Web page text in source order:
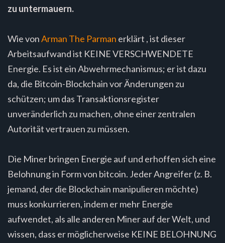
zu untermauern.
Wie vonArman The Parman erklärt , ist dieser
Arbeitsaufwand ist KEINE VERSCHWENDETE
Energie. Es ist ein Abwehrmechanismus; er ist dazu
da, die Bitcoin-Blockchain vor Änderungen zu
schützen; um das Transaktionsregister
unveränderlich zu machen, ohne einer zentralen
Autorität vertrauen zu müssen.
Die Miner bringen Energie auf und erhoffen sich eine
Belohnung in Form von bitcoin. Jeder Angreifer (z. B.
jemand, der die Blockchain manipulieren möchte)
muss konkurrieren, indem er mehr Energie
aufwendet, als alle anderen Miner auf der Welt, und
wissen, dass er möglicherweise KEINE BELOHNUNG